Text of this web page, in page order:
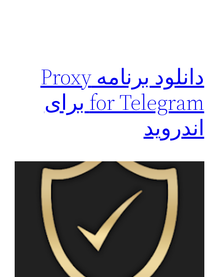
دانلود برنامه Proxy
for Telegram برای
اندروید